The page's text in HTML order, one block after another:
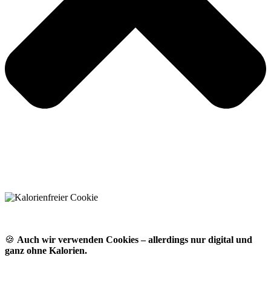
🍪 Auch wir verwenden Cookies – allerdings nur digital und
ganz ohne Kalorien.